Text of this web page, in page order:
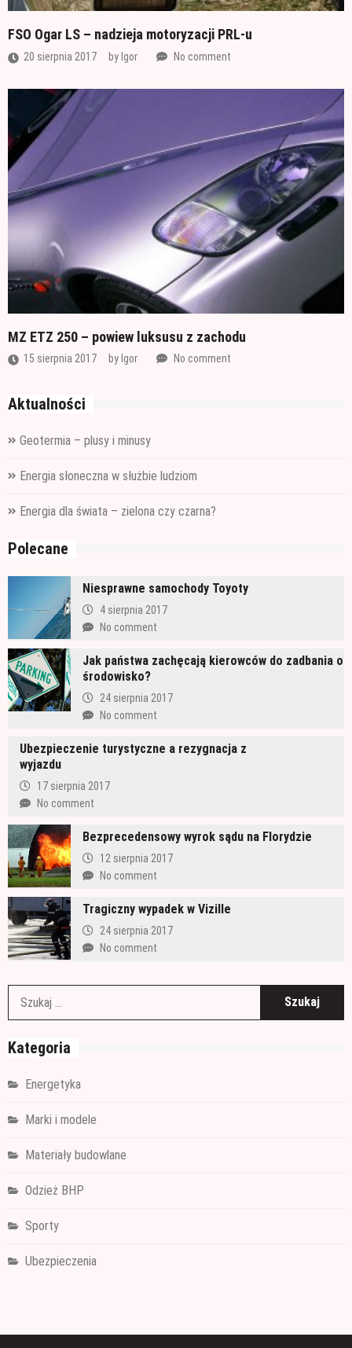
FSO Ogar LS – nadzieja motoryzacji PRL-u
20 sierpnia 2017 by Igor No comment
MZ ETZ 250 – powiew luksusu z zachodu
15 sierpnia 2017 by Igor No comment
Aktualności
Geotermia – plusy i minusy
Energia słoneczna w służbie ludziom
Energia dla świata – zielona czy czarna?
Polecane
Niesprawne samochody Toyoty
4 sierpnia 2017
No comment
Jak państwa zachęcają kierowców do zadbania o
środowisko?
24 sierpnia 2017
No comment
Ubezpieczenie turystyczne a rezygnacja z
wyjazdu
17 sierpnia 2017
No comment
Bezprecedensowy wyrok sądu na Florydzie
12 sierpnia 2017
No comment
Tragiczny wypadek w Vizille
24 sierpnia 2017
No comment
Kategoria
Energetyka
Marki i modele
Materiały budowlane
Odzież BHP
Sporty
Ubezpieczenia